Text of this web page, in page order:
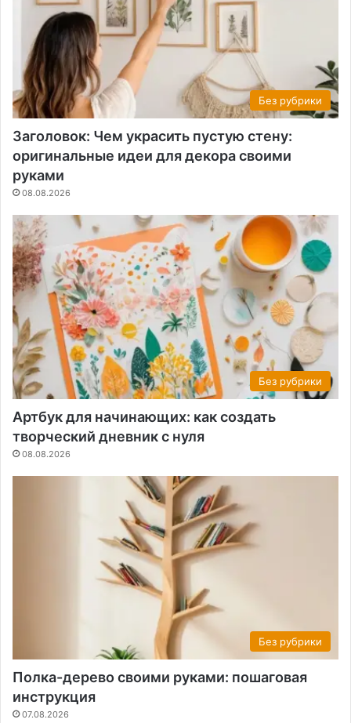
Без рубрики
Заголовок: Чем украсить пустую стену:
оригинальные идеи для декора своими
руками
08.08.2026
Без рубрики
Артбук для начинающих: как создать
творческий дневник с нуля
08.08.2026
Без рубрики
Полка-дерево своими руками: пошаговая
инструкция
07.08.2026